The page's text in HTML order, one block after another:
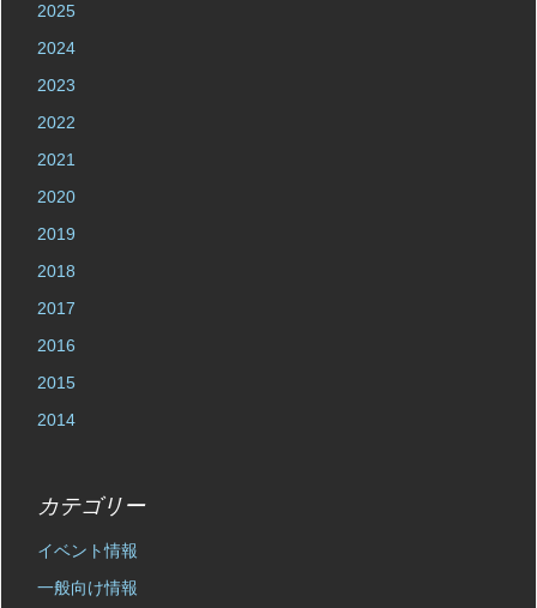
2025
2024
2023
2022
2021
2020
2019
2018
2017
2016
2015
2014
カテゴリー
イベント情報
一般向け情報